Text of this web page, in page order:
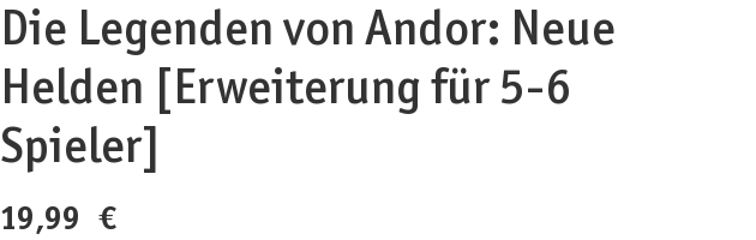
Die Legenden von Andor: Neue
Helden [Erweiterung für 5-6
Spieler]
19,99 €